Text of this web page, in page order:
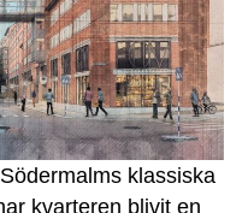
klassiska
kvarteren blivit en